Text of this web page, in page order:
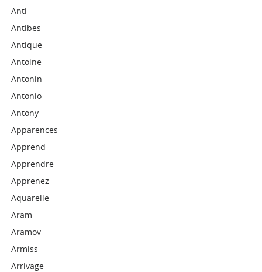
Anti
Antibes
Antique
Antoine
Antonin
Antonio
Antony
Apparences
Apprend
Apprendre
Apprenez
Aquarelle
Aram
Aramov
Armiss
Arrivage